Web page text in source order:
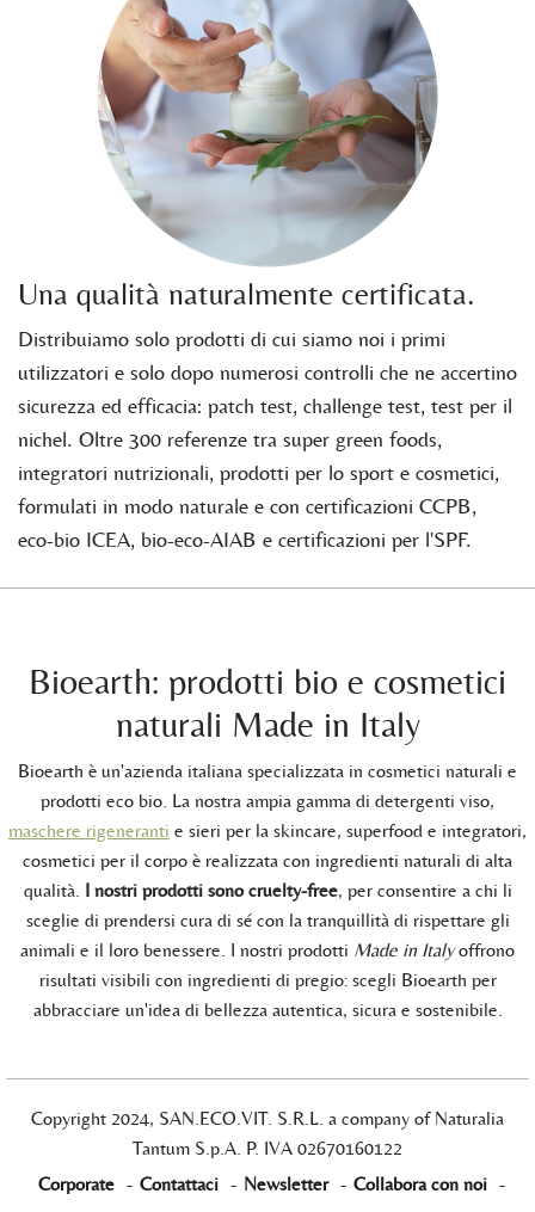
Una qualità naturalmente certificata.
Distribuiamo solo prodotti di cui siamo noi i primi
utilizzatori e solo dopo numerosi controlli che ne accertino
sicurezza ed efficacia: patch test, challenge test, test per il
nichel. Oltre 300 referenze tra super green foods,
integratori nutrizionali, prodotti per lo sport e cosmetici,
formulati in modo naturale e con certificazioni CCPB,
eco-bio ICEA, bio-eco-AIAB e certificazioni per l'SPF.
Bioearth: prodotti bio e cosmetici
naturali Made in Italy
Bioearth è un'azienda italiana specializzata in cosmetici naturali e
prodotti eco bio. La nostra ampia gamma di detergenti viso,
maschere rigeneranti e sieri per la skincare, superfood e integratori,
cosmetici per il corpo è realizzata con ingredienti naturali di alta
qualità. I nostri prodotti sono cruelty-free, per consentire a chi li
sceglie di prendersi cura di sé con la tranquillità di rispettare gli
animali e il loro benessere. I nostri prodotti Made in Italyoffrono
risultati visibili con ingredienti di pregio: scegli Bioearth per
abbracciare un'idea di bellezza autentica, sicura e sostenibile.
Copyright 2024, SAN.ECO.VIT. S.R.L. a company of Naturalia
Tantum S.p.A. P. IVA 02670160122
Corporate - Contattaci - Newsletter - Collabora con noi -